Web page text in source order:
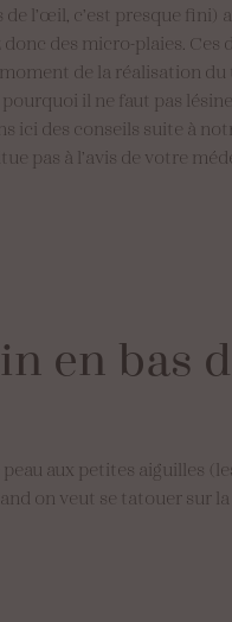
l’œil, c’est presque fini)
des micro-plaies. Ces
de la réalisation
il ne faut pas
ici des conseils suite à
pas à l’avis de votre
en bas
aux petites aiguilles
on veut se tatouer sur